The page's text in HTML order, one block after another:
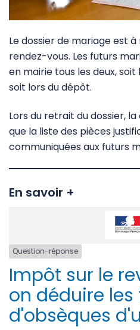
Le dossier de mariage est
rendez-vous. Les futurs
en mairie tous les deux,
soit lors du dépôt.
Lors du retrait du dossier,
que la liste des pièces
communiquées aux futurs
En savoir +
Question-réponse
Impôt sur le
on déduire les
d'obsèques